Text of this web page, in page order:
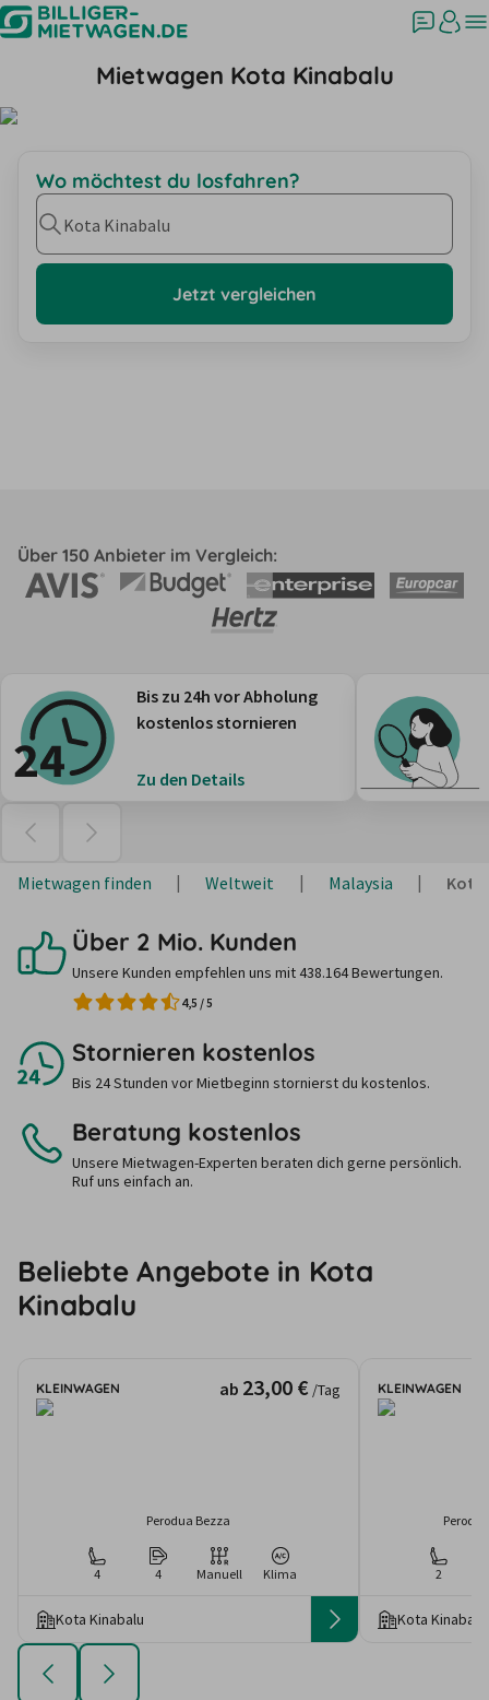
Mietwagen Kota Kinabalu
Wo möchtest du losfahren?
Kota Kinabalu
Jetzt vergleichen
Über 150 Anbieter im Vergleich:
Bis zu 24h vor Abholung
kostenlos stornieren
Zu den Details
Mietwagen finden Weltweit Malaysia Kota
Über 2 Mio. Kunden
Unsere Kunden empfehlen uns mit 438.164 Bewertungen.
4,5 /5
Stornieren kostenlos
Bis 24 Stunden vor Mietbeginn stornierst du kostenlos.
Beratung kostenlos
Unsere Mietwagen-Experten beraten dich gerne persönlich.
Ruf uns einfach an.
Beliebte Angebote in Kota
Kinabalu
KLEINWAGEN ab 23,00 € /Tag
Perodua Bezza
4 4 Manuell Klima
Kota Kinabalu
KLEINWAGEN
2
Kota Kinabalu